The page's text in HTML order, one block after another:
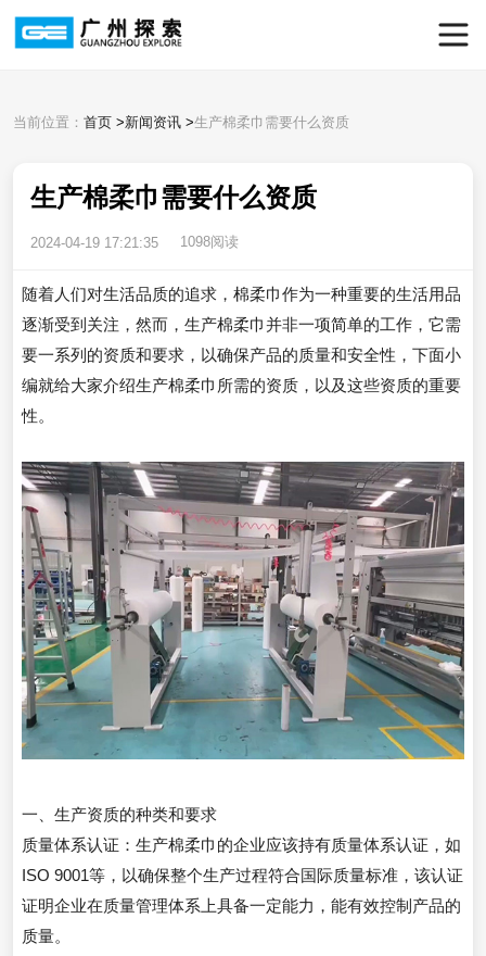
当前位置： 首页 >新闻资讯 >生产棉柔巾需要什么资质
生产棉柔巾需要什么资质
2024-04-19 17:21:35 1098阅读
随着人们对生活品质的追求，棉柔巾作为一种重要的生活用品
逐渐受到关注，然而，生产棉柔巾并非一项简单的工作，它需
要一系列的资质和要求，以确保产品的质量和安全性，下面小
编就给大家介绍生产棉柔巾所需的资质，以及这些资质的重要
性。
一、生产资质的种类和要求
质量体系认证：生产棉柔巾的企业应该持有质量体系认证，如
ISO 9001等，以确保整个生产过程符合国际质量标准，该认证
证明企业在质量管理体系上具备一定能力，能有效控制产品的
质量。